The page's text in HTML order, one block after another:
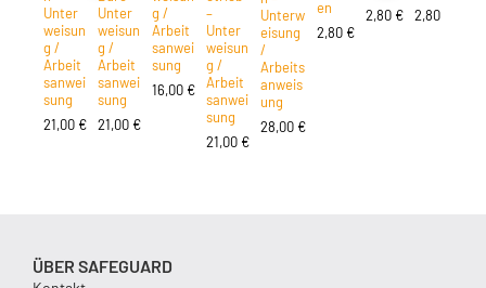
Unter
weisun
g /
Arbeit
sanwei
sung
21,00 €
Unter
weisun
g /
Arbeit
sanwei
sung
21,00 €
g /
Arbeit
sanwei
sung
16,00 €
–
Unter
weisun
g /
Arbeit
sanwei
sung
21,00 €
Unterw
eisung
/
Arbeits
anweis
ung
28,00 €
en
2,80 €
2,80 €
2,80
ÜBER SAFEGUARD